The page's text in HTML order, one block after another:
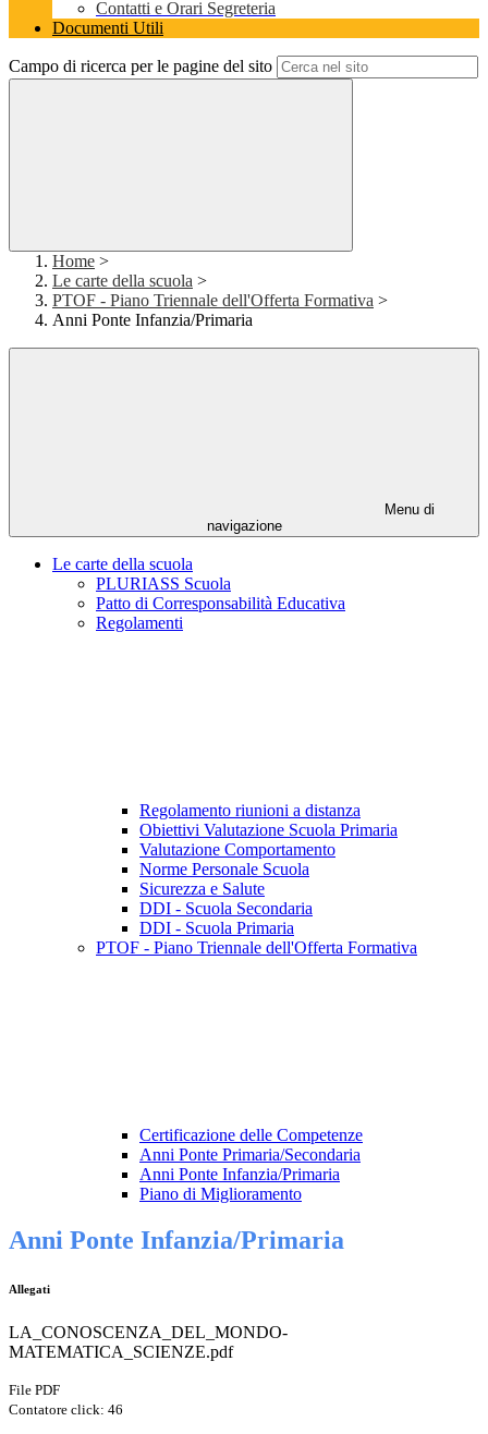
Contatti e Orari Segreteria
Documenti Utili
Campo di ricerca per le pagine del sito
Home >
Le carte della scuola >
PTOF - Piano Triennale dell'Offerta Formativa >
Anni Ponte Infanzia/Primaria
Menu di
navigazione
Le carte della scuola
PLURIASS Scuola
Patto di Corresponsabilità Educativa
Regolamenti
Regolamento riunioni a distanza
Obiettivi Valutazione Scuola Primaria
Valutazione Comportamento
Norme Personale Scuola
Sicurezza e Salute
DDI - Scuola Secondaria
DDI - Scuola Primaria
PTOF - Piano Triennale dell'Offerta Formativa
Certificazione delle Competenze
Anni Ponte Primaria/Secondaria
Anni Ponte Infanzia/Primaria
Piano di Miglioramento
Anni Ponte Infanzia/Primaria
Allegati
LA_CONOSCENZA_DEL_MONDO-
MATEMATICA_SCIENZE.pdf
File PDF
Contatore click: 46